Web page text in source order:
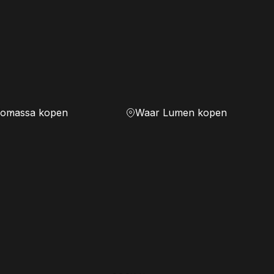
kopen Waar Lumen kopen